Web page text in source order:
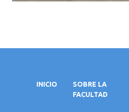
INICIO
SOBRE LA
FACULTAD